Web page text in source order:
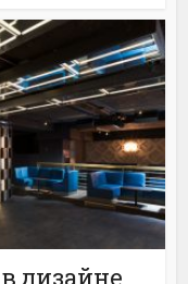
дизайне